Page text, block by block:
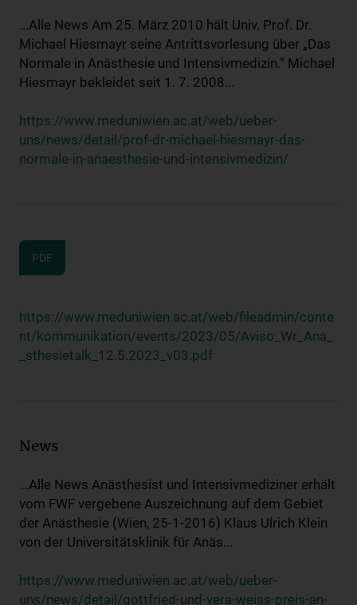
...Alle News Am 25. März 2010 hält Univ. Prof. Dr.
Michael Hiesmayr seine Antrittsvorlesung über „Das
Normale in Anästhesie und Intensivmedizin.“ Michael
Hiesmayr bekleidet seit 1. 7. 2008...
https://www.meduniwien.ac.at/web/ueber-
uns/news/detail/prof-dr-michael-hiesmayr-das-
normale-in-anaesthesie-und-intensivmedizin/
PDF
https://www.meduniwien.ac.at/web/fileadmin/conte
nt/kommunikation/events/2023/05/Aviso_Wr_Ana_
_sthesietalk_12.5.2023_v03.pdf
News
...Alle News Anästhesist und Intensivmediziner erhält
vom FWF vergebene Auszeichnung auf dem Gebiet
der Anästhesie (Wien, 25-1-2016) Klaus Ulrich Klein
von der Universitätsklinik für Anäs...
https://www.meduniwien.ac.at/web/ueber-
uns/news/detail/gottfried-und-vera-weiss-preis-an-